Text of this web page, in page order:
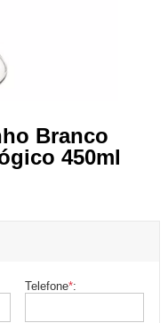
Branco
450ml
Telefone*: